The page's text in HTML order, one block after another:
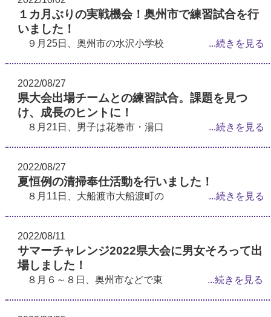
１カ月ぶりの実戦機会！奥州市で練習試合を行
いました！
９月25日、奥州市の水沢小学校 ...続きを見る
2022/08/27
県大会出場チームとの練習試合。課題を見つ
け、成長のヒントに！
８月21日、男子は花巻市・湯口 ...続きを見る
2022/08/27
夏恒例の清掃奉仕活動を行いました！
８月11日、大船渡市大船渡町の ...続きを見る
2022/08/11
サマーチャレンジ2022県大会に男女そろって出
場しました！
８月６～８日、奥州市などで東 ...続きを見る